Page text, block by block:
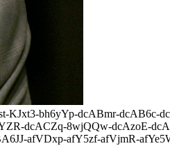
KJxt3-bh6yYp-dcABmr-dcAB6c-
dcACZq-8wjQQw-dcAzoE-
afVDxp-afY5zf-afVjmR-